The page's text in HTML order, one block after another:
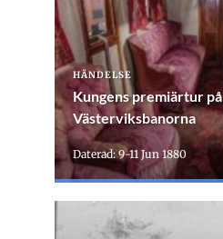
HÄNDELSE
Kungens premiärtur på
Västerviksbanorna
Daterad: 9-11 Jun 1880